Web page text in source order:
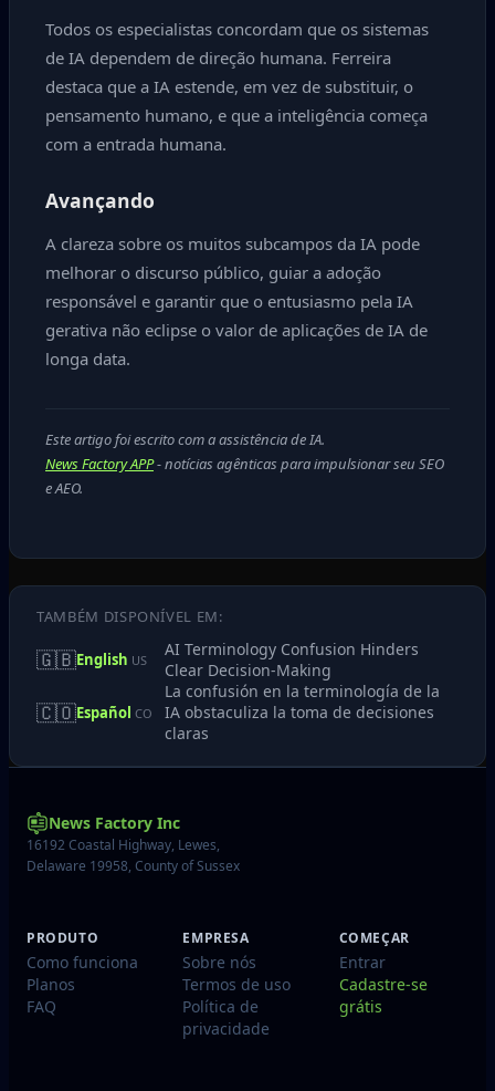
Todos os especialistas concordam que os sistemas
de IA dependem de direção humana. Ferreira
destaca que a IA estende, em vez de substituir, o
pensamento humano, e que a inteligência começa
com a entrada humana.
Avançando
A clareza sobre os muitos subcampos da IA pode
melhorar o discurso público, guiar a adoção
responsável e garantir que o entusiasmo pela IA
gerativa não eclipse o valor de aplicações de IA de
longa data.
Este artigo foi escrito com a assistência de IA.
News Factory APP- notícias agênticas para impulsionar seu SEO
e AEO.
TAMBÉM DISPONÍVEL EM:
🇬🇧English US
AI Terminology Confusion Hinders
Clear Decision-Making
🇨🇴Español CO
La confusión en la terminología de la
IA obstaculiza la toma de decisiones
claras
News Factory Inc
16192 Coastal Highway, Lewes,
Delaware 19958, County of Sussex
PRODUTO
Como funciona
Planos
FAQ
EMPRESA
Sobre nós
Termos de uso
Política de
privacidade
COMEÇAR
Entrar
Cadastre-se
grátis